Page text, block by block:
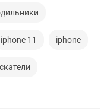
iphone 11 iphone